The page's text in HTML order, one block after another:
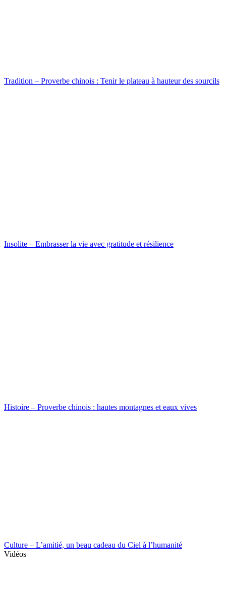
Tradition – Proverbe chinois : Tenir le plateau à hauteur des sourcils
Insolite – Embrasser la vie avec gratitude et résilience
Histoire – Proverbe chinois : hautes montagnes et eaux vives
Culture – L’amitié, un beau cadeau du Ciel à l’humanité
Vidéos